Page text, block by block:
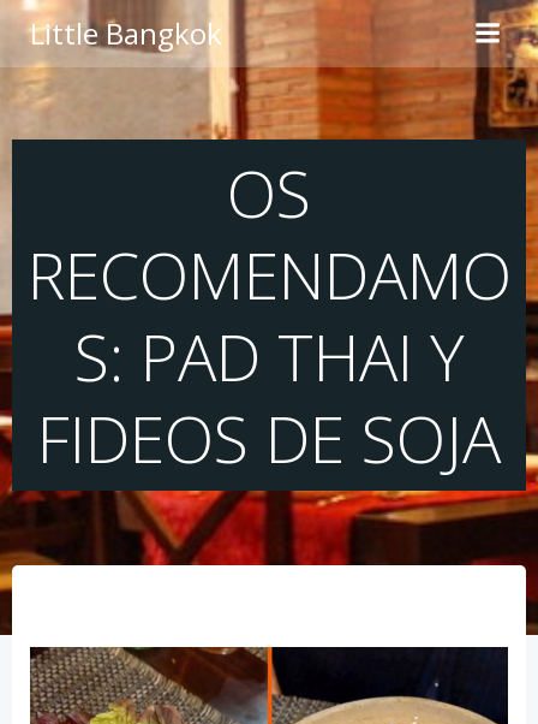
Saltar
al
contenido
Little Bangkok
OS
RECOMENDAMO
S: PAD THAI Y
FIDEOS DE SOJA